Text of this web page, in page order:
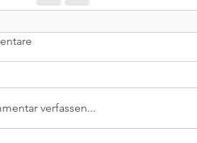
verfassen...